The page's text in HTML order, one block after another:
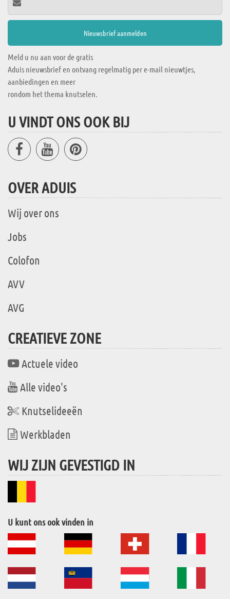
Meld u nu aan voor de gratis
Aduis nieuwsbrief en ontvang regelmatig per e-mail nieuwtjes,
aanbiedingen en meer
rondom het thema knutselen.
U VINDT ONS OOK BIJ
OVER ADUIS
Wij over ons
Jobs
Colofon
AVV
AVG
CREATIEVE ZONE
Actuele video
Alle video's
Knutselideeën
Werkbladen
WIJ ZIJN GEVESTIGD IN
U kunt ons ook vinden in